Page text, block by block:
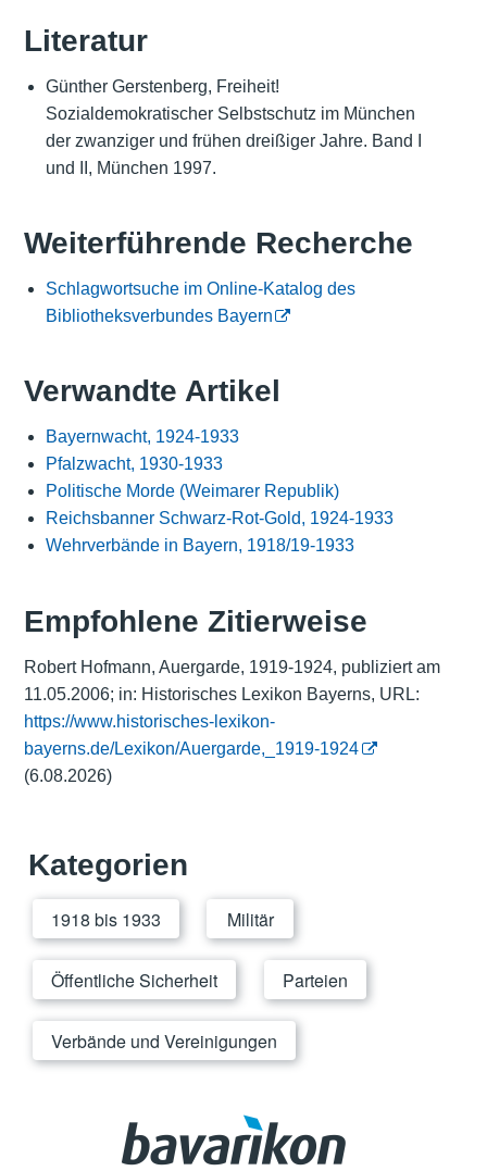
Literatur
Günther Gerstenberg, Freiheit!
Sozialdemokratischer Selbstschutz im München
der zwanziger und frühen dreißiger Jahre. Band I
und II, München 1997.
Weiterführende Recherche
Schlagwortsuche im Online-Katalog des
Bibliotheksverbundes Bayern
Verwandte Artikel
Bayernwacht, 1924-1933
Pfalzwacht, 1930-1933
Politische Morde (Weimarer Republik)
Reichsbanner Schwarz-Rot-Gold, 1924-1933
Wehrverbände in Bayern, 1918/19-1933
Empfohlene Zitierweise
Robert Hofmann, Auergarde, 1919-1924, publiziert am
11.05.2006; in: Historisches Lexikon Bayerns, URL:
https://www.historisches-lexikon-
bayerns.de/Lexikon/Auergarde,_1919-1924
(6.08.2026)
Kategorien
1918 bis 1933 Militär
Öffentliche Sicherheit Parteien
Verbände und Vereinigungen